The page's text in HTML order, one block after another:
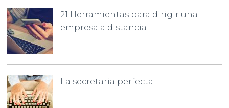
21 Herramientas para dirigir una
empresa a distancia
La secretaria perfecta